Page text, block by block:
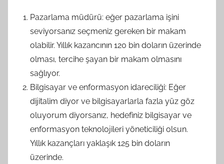
Pazarlama müdürü: eğer pazarlama işini
seviyorsanız seçmeniz gereken bir makam
olabilir. Yıllık kazancının 120 bin doların üzerinde
olması, tercihe şayan bir makam olmasını
sağlıyor.
Bilgisayar ve enformasyon idareciliği: Eğer
dijitalim diyor ve bilgisayarlarla fazla yüz göz
oluyorum diyorsanız, hedefiniz bilgisayar ve
enformasyon teknolojileri yöneticiliği olsun.
Yıllık kazançları yaklaşık 125 bin doların
üzerinde.